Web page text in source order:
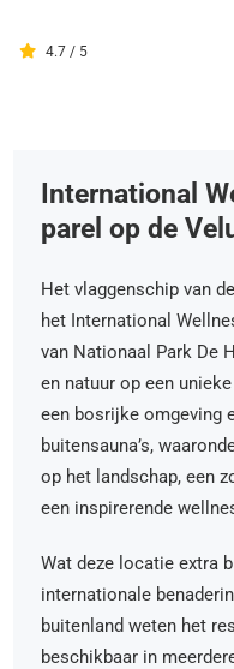
4.7 / 5
International
parel op de
Het vlaggenschip van
het International
van Nationaal Park De
en natuur op een
een bosrijke omgeving
buitensauna’s,
op het landschap, een
een inspirerende
Wat deze locatie extra
internationale
buitenland weten het
beschikbaar in